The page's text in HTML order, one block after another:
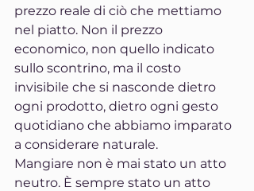
prezzo reale di ciò che mettiamo
nel piatto. Non il prezzo
economico, non quello indicato
sullo scontrino, ma il costo
invisibile che si nasconde dietro
ogni prodotto, dietro ogni gesto
quotidiano che abbiamo imparato
a considerare naturale.
Mangiare non è mai stato un atto
neutro. È sempre stato un atto